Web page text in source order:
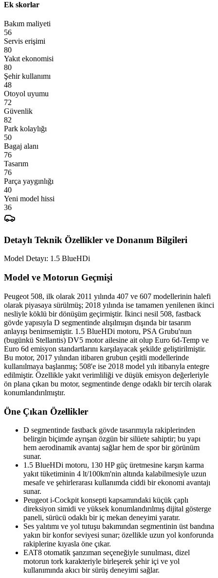
Ek skorlar
Bakım maliyeti
Servis erişimi
Yakıt ekonomisi
Şehir kullanımı
Otoyol uyumu
Güvenlik
Park kolaylığı
Bagaj alanı
Tasarım
Parça yaygınlığı
Yeni model hissi
Detaylı Teknik Özellikler ve Donanım Bilgileri
Model Detayı: 1.5 BlueHDi
Model ve Motorun Geçmişi
Peugeot 508, ilk olarak 2011 yılında 407 ve 607 modellerinin halefi
olarak piyasaya sürülmüş; 2018 yılında ise tamamen yenilenen ikinci
nesliyle köklü bir dönüşüm geçirmiştir. İkinci nesil 508, fastback
gövde yapısıyla D segmentinde alışılmışın dışında bir tasarım
anlayışı benimsemiştir. 1.5 BlueHDi motoru, PSA Grubu'nun
(bugünkü Stellantis) DV5 motor ailesine ait olup Euro 6d-Temp ve
Euro 6d emisyon standartlarını karşılayacak şekilde geliştirilmiştir.
Bu motor, 2017 yılından itibaren grubun çeşitli modellerinde
kullanılmaya başlanmış; 508'e ise 2018 model yılı itibarıyla entegre
edilmiştir. Özellikle yakıt verimliliği ve düşük emisyon değerleriyle
ön plana çıkan bu motor, segmentinde denge odaklı bir tercih olarak
konumlandırılmıştır.
Öne Çıkan Özellikler
D segmentinde fastback gövde tasarımıyla rakiplerinden
belirgin biçimde ayrışan özgün bir silüete sahiptir; bu yapı
hem aerodinamik avantaj sağlar hem de spor bir görünüm
sunar.
1.5 BlueHDi motoru, 130 HP güç üretmesine karşın karma
yakıt tüketiminin 4 lt/100km'nin altında kalabilmesiyle uzun
mesafe ve şehirlerarası kullanımda ciddi bir ekonomi avantajı
sunar.
Peugeot i-Cockpit konsepti kapsamındaki küçük çaplı
direksiyon simidi ve yüksek konumlandırılmış dijital gösterge
paneli, sürücü odaklı bir iç mekan deneyimi yaratır.
Ses yalıtımı ve yol tutuşu bakımından segmentinin üst bandına
yakın bir konfor seviyesi sunar; özellikle uzun yol konforunda
rakiplerine kıyasla öne çıkar.
EAT8 otomatik şanzıman seçeneğiyle sunulması, dizel
motorun tork karakteriyle birleşerek şehir içi ve yol
kullanımında akıcı bir sürüş deneyimi sağlar.